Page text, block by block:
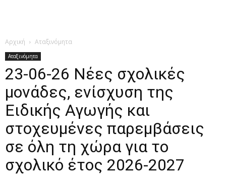
Αρχική Αταξινόμητα
Αταξινόμητα
23-06-26 Νέες σχολικές
μονάδες, ενίσχυση της
Ειδικής Αγωγής και
στοχευμένες παρεμβάσεις
σε όλη τη χώρα για το
σχολικό έτος 2026-2027